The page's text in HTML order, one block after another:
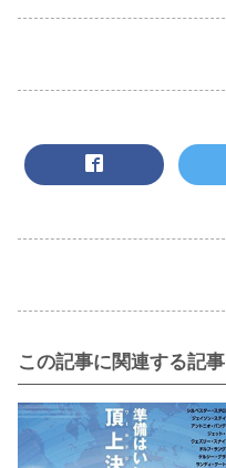
この記事に関連する記事